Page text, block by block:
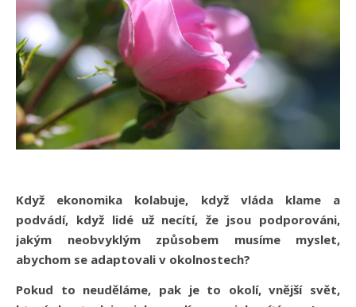
Když ekonomika kolabuje, když vláda klame a
podvádí, když lidé už necítí, že jsou podporováni,
jakým neobvyklým způsobem musíme myslet,
abychom se adaptovali v okolnostech?
Pokud to neuděláme, pak je to okolí, vnější svět,